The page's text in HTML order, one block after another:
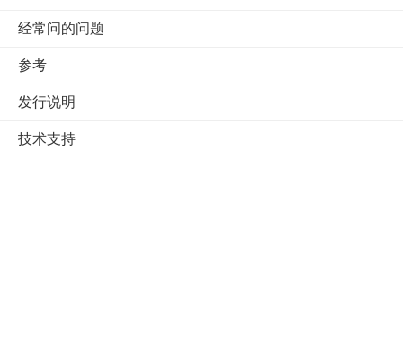
经常问的问题
参考
发行说明
技术支持